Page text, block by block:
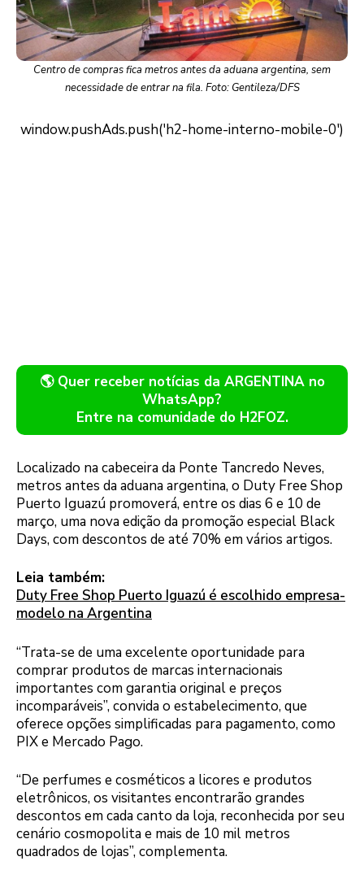
Centro de compras fica metros antes da aduana argentina, sem
necessidade de entrar na fila. Foto: Gentileza/DFS
🌎 Quer receber notícias da ARGENTINA no
WhatsApp?
Entre na comunidade do H2FOZ.
Localizado na cabeceira da Ponte Tancredo Neves,
metros antes da aduana argentina, o Duty Free Shop
Puerto Iguazú promoverá, entre os dias 6 e 10 de
março, uma nova edição da promoção especial Black
Days, com descontos de até 70% em vários artigos.
Leia também:
Duty Free Shop Puerto Iguazú é escolhido empresa-
modelo na Argentina
“Trata-se de uma excelente oportunidade para
comprar produtos de marcas internacionais
importantes com garantia original e preços
incomparáveis”, convida o estabelecimento, que
oferece opções simplificadas para pagamento, como
PIX e Mercado Pago.
“De perfumes e cosméticos a licores e produtos
eletrônicos, os visitantes encontrarão grandes
descontos em cada canto da loja, reconhecida por seu
cenário cosmopolita e mais de 10 mil metros
quadrados de lojas”, complementa.